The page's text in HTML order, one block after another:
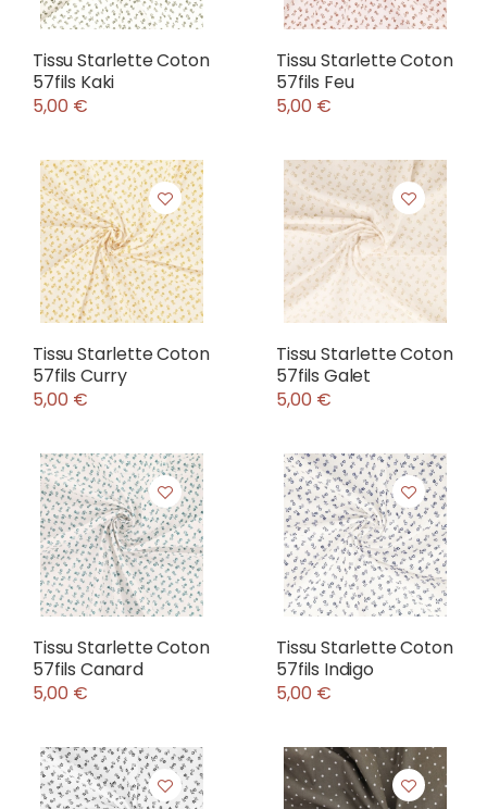
Tissu Starlette Coton
57fils Kaki
5,00 €
Tissu Starlette Coton
57fils Feu
5,00 €
Tissu Starlette Coton
57fils Curry
5,00 €
Tissu Starlette Coton
57fils Galet
5,00 €
Tissu Starlette Coton
57fils Canard
5,00 €
Tissu Starlette Coton
57fils Indigo
5,00 €